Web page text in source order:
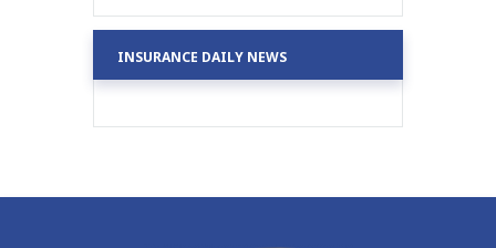
INSURANCE DAILY NEWS